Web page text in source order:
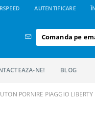
AUTENTIFICARE
Comanda pe
NE! BLOG
PORNIRE PIAGGIO